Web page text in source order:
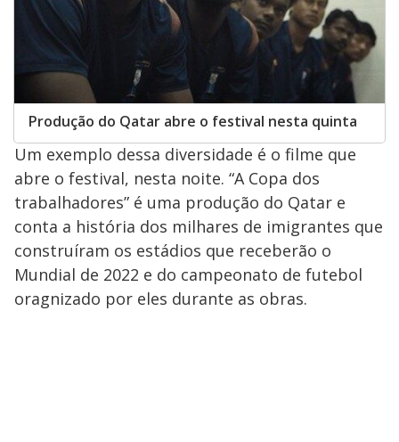
Produção do Qatar abre o festival nesta quinta
Um exemplo dessa diversidade é o filme que
abre o festival, nesta noite. “A Copa dos
trabalhadores” é uma produção do Qatar e
conta a história dos milhares de imigrantes que
construíram os estádios que receberão o
Mundial de 2022 e do campeonato de futebol
oragnizado por eles durante as obras.